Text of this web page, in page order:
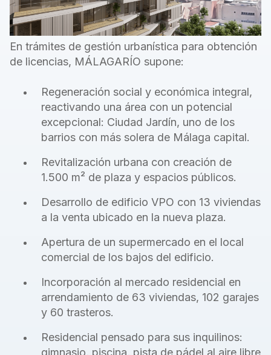
En trámites de gestión urbanística para obtención
de licencias, MÁLAGARÍO supone:
Regeneración social y económica integral,
reactivando una área con un potencial
excepcional: Ciudad Jardín, uno de los
barrios con más solera de Málaga capital.
Revitalización urbana con creación de
1.500 m² de plaza y espacios públicos.
Desarrollo de edificio VPO con 13 viviendas
a la venta ubicado en la nueva plaza.
Apertura de un supermercado en el local
comercial de los bajos del edificio.
Incorporación al mercado residencial en
arrendamiento de 63 viviendas, 102 garajes
y 60 trasteros.
Residencial pensado para sus inquilinos: